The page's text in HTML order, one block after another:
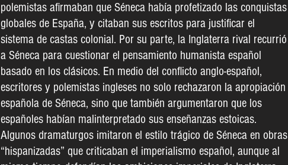
polemistas afirmaban que Séneca había profetizado las conquistas
globales de España, y citaban sus escritos para justificar el
sistema de castas colonial. Por su parte, la Inglaterra rival recurrió
a Séneca para cuestionar el pensamiento humanista español
basado en los clásicos. En medio del conflicto anglo-español,
escritores y polemistas ingleses no solo rechazaron la apropiación
española de Séneca, sino que también argumentaron que los
españoles habían malinterpretado sus enseñanzas estoicas.
Algunos dramaturgos imitaron el estilo trágico de Séneca en obras
“hispanizadas” que criticaban el imperialismo español, aunque al